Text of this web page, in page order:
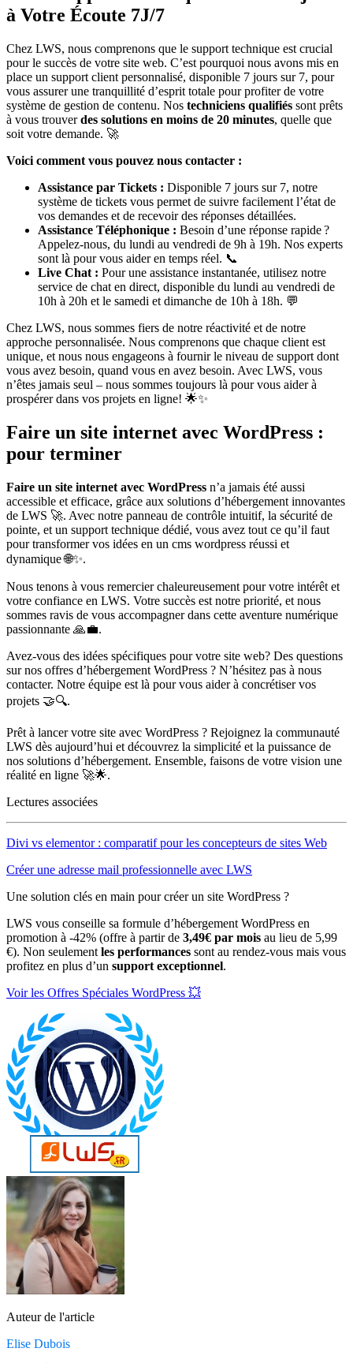
à Votre Écoute 7J/7
Chez LWS, nous comprenons que le support technique est crucial
pour le succès de votre site web. C’est pourquoi nous avons mis en
place un support client personnalisé, disponible 7 jours sur 7, pour
vous assurer une tranquillité d’esprit totale pour profiter de votre
système de gestion de contenu. Nos techniciens qualifiés sont prêts
à vous trouverdes solutions en moins de 20 minutes, quelle que
soit votre demande. 🚀
Voici comment vous pouvez nous contacter :
Assistance par Tickets : Disponible 7 jours sur 7, notre
système de tickets vous permet de suivre facilement l’état de
vos demandes et de recevoir des réponses détaillées.
Assistance Téléphonique : Besoin d’une réponse rapide ?
Appelez-nous, du lundi au vendredi de 9h à 19h. Nos experts
sont là pour vous aider en temps réel. 📞
Live Chat : Pour une assistance instantanée, utilisez notre
service de chat en direct, disponible du lundi au vendredi de
10h à 20h et le samedi et dimanche de 10h à 18h. 💬
Chez LWS, nous sommes fiers de notre réactivité et de notre
approche personnalisée. Nous comprenons que chaque client est
unique, et nous nous engageons à fournir le niveau de support dont
vous avez besoin, quand vous en avez besoin. Avec LWS, vous
n’êtes jamais seul – nous sommes toujours là pour vous aider à
prospérer dans vos projets en ligne! 🌟✨
Faire un site internet avec WordPress :
pour terminer
Faire un site internet avec WordPress n’a jamais été aussi
accessible et efficace, grâce aux solutions d’hébergement innovantes
de LWS 🚀. Avec notre panneau de contrôle intuitif, la sécurité de
pointe, et un support technique dédié, vous avez tout ce qu’il faut
pour transformer vos idées en un cms wordpress réussi et
dynamique 🌐✨.
Nous tenons à vous remercier chaleureusement pour votre intérêt et
votre confiance en LWS. Votre succès est notre priorité, et nous
sommes ravis de vous accompagner dans cette aventure numérique
passionnante 🙏💼.
Avez-vous des idées spécifiques pour votre site web? Des questions
sur nos offres d’hébergement WordPress ? N’hésitez pas à nous
contacter. Notre équipe est là pour vous aider à concrétiser vos
projets 🤝🔍.
Prêt à lancer votre site avec WordPress ? Rejoignez la communauté
LWS dès aujourd’hui et découvrez la simplicité et la puissance de
nos solutions d’hébergement. Ensemble, faisons de votre vision une
réalité en ligne 🚀🌟.
Lectures associées
Divi vs elementor : comparatif pour les concepteurs de sites Web
Créer une adresse mail professionnelle avec LWS
Une solution clés en main pour créer un site WordPress ?
LWS vous conseille sa formule d’hébergement WordPress en
promotion à -42% (offre à partir de 3,49€ par mois au lieu de 5,99
€). Non seulement les performances sont au rendez-vous mais vous
profitez en plus d’un support exceptionnel.
Voir les Offres Spéciales WordPress 💥
Auteur de l'article
Elise Dubois